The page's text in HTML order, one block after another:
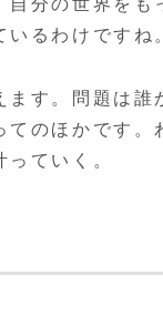
分の世界をも
るわけですね
す。問題は誰
のほかです。
ていく。